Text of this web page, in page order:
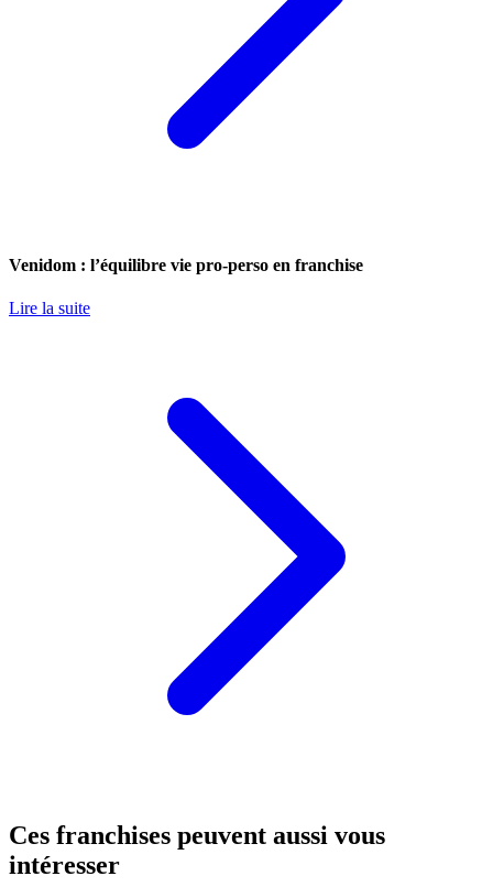
Venidom : l’équilibre vie pro-perso en franchise
Lire la suite
Ces franchises peuvent aussi vous
intéresser